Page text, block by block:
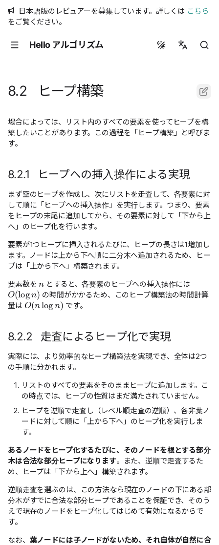
日本語版のレビュアーを募集しています。詳しくは こちら
をご覧ください。
Hello アルゴリズム
日本語
Русский
8.2 ヒープ構築
場合によっては、リスト内のすべての要素を使ってヒープを構
築したいことがあります。この過程を「ヒープ構築」と呼びま
す。
8.2.1 ヒープへの挿入操作による実現
まず空のヒープを作成し、次にリストを走査して、各要素に対
して順に「ヒープへの挿入操作」を実行します。つまり、要素
をヒープの末尾に追加してから、その要素に対して「下から上
へ」のヒープ化を行います。
要素が1つヒープに挿入されるたびに、ヒープの長さは1増加し
ます。ノードは上から下へ順に二分木へ追加されるため、ヒー
プは「上から下へ」構築されます。
要素数を
n
とすると、各要素のヒープへの挿入操作には
O(logn)
の時間がかかるため、このヒープ構築法の時間計算
量は
O(nlogn)
です。
8.2.2 走査によるヒープ化で実現
実際には、より効率的なヒープ構築法を実現でき、全体は2つ
の手順に分かれます。
リストのすべての要素をそのままヒープに追加します。こ
の時点では、ヒープの性質はまだ満たされていません。
ヒープを逆順で走査し（レベル順走査の逆順）、各非葉ノ
ードに対して順に「上から下へ」のヒープ化を実行しま
す。
あるノードをヒープ化するたびに、そのノードを根とする部分
木は合法な部分ヒープになります。また、逆順で走査するた
め、ヒープは「下から上へ」構築されます。
逆順走査を選ぶのは、この方法なら現在のノードの下にある部
分木がすでに合法な部分ヒープであることを保証でき、そのう
えで現在のノードをヒープ化してはじめて有効になるからで
す。
なお、 葉ノードには子ノードがないため、それ自体が自然に合